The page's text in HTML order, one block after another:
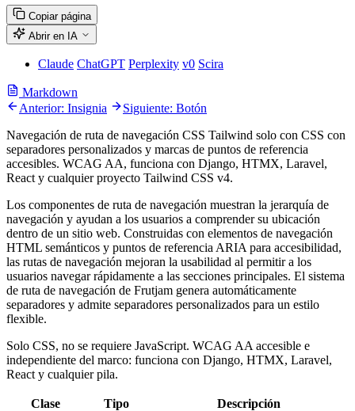
Copiar página
Abrir en IA
Claude ChatGPT Perplexity v0 Scira
Markdown
Anterior: Insignia
Siguiente: Botón
Navegación de ruta de navegación CSS Tailwind solo con CSS con
separadores personalizados y marcas de puntos de referencia
accesibles. WCAG AA, funciona con Django, HTMX, Laravel,
React y cualquier proyecto Tailwind CSS v4.
Los componentes de ruta de navegación muestran la jerarquía de
navegación y ayudan a los usuarios a comprender su ubicación
dentro de un sitio web. Construidas con elementos de navegación
HTML semánticos y puntos de referencia ARIA para accesibilidad,
las rutas de navegación mejoran la usabilidad al permitir a los
usuarios navegar rápidamente a las secciones principales. El sistema
de ruta de navegación de Frutjam genera automáticamente
separadores y admite separadores personalizados para un estilo
flexible.
Solo CSS, no se requiere JavaScript. WCAG AA accesible e
independiente del marco: funciona con Django, HTMX, Laravel,
React y cualquier pila.
Clase Tipo
Descripción